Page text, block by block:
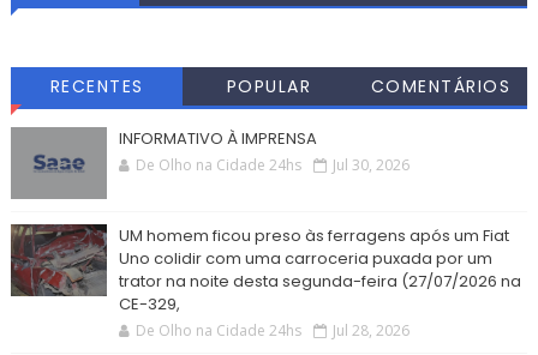
RECENTES POPULAR COMENTÁRIOS
INFORMATIVO À IMPRENSA
De Olho na Cidade 24hs Jul 30, 2026
UM homem ficou preso às ferragens após um Fiat
Uno colidir com uma carroceria puxada por um
trator na noite desta segunda-feira (27/07/2026 na
CE-329,
De Olho na Cidade 24hs Jul 28, 2026